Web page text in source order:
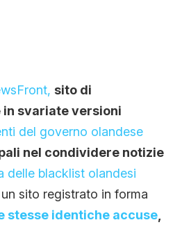
sito di
in svariate versioni
del governo olandese
nel condividere notizie
delle blacklist olandesi
sito registrato in forma
stesse identiche accuse,